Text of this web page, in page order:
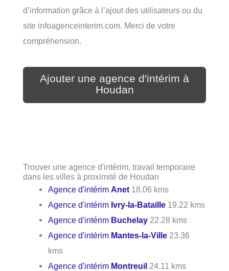
d’information grâce à l’ajout des utilisateurs ou du
site infoagenceinterim.com. Merci de votre
compréhension.
Ajouter une agence d'intérim à
Houdan
Trouver une agence d'intérim, travail temporaire
dans les villes à proximité de Houdan
Agence d'intérimAnet 18.06 kms
Agence d'intérim Ivry-la-Bataille 19.22 kms
Agence d'intérim Buchelay 22.28 kms
Agence d'intérim Mantes-la-Ville 23.36
kms
Agence d'intérim Montreuil 24.11 kms